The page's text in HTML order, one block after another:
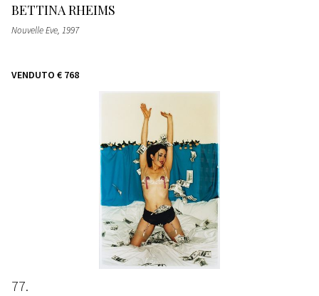
BETTINA RHEIMS
Nouvelle Eve, 1997
VENDUTO € 768
77